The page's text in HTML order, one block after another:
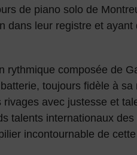
de piano solo de
dans leur registre et
rythmique composée de
toujours fidèle à sa
avec justesse et
talents internationaux
incontournable de